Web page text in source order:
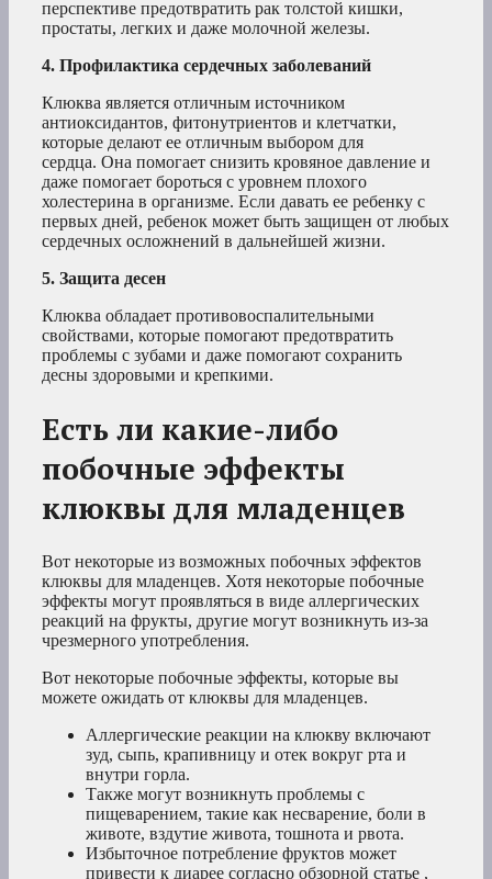
перспективе предотвратить рак толстой кишки,
простаты, легких и даже молочной железы.
4. Профилактика сердечных заболеваний
Клюква является отличным источником
антиоксидантов, фитонутриентов и клетчатки,
которые делают ее отличным выбором для
сердца. Она помогает снизить кровяное давление и
даже помогает бороться с уровнем плохого
холестерина в организме. Если давать ее ребенку с
первых дней, ребенок может быть защищен от любых
сердечных осложнений в дальнейшей жизни.
5. Защита десен
Клюква обладает противовоспалительными
свойствами, которые помогают предотвратить
проблемы с зубами и даже помогают сохранить
десны здоровыми и крепкими.
Есть ли какие-либо
побочные эффекты
клюквы для младенцев
Вот некоторые из возможных побочных эффектов
клюквы для младенцев. Хотя некоторые побочные
эффекты могут проявляться в виде аллергических
реакций на фрукты, другие могут возникнуть из-за
чрезмерного употребления.
Вот некоторые побочные эффекты, которые вы
можете ожидать от клюквы для младенцев.
Аллергические реакции на клюкву включают
зуд, сыпь, крапивницу и отек вокруг рта и
внутри горла.
Также могут возникнуть проблемы с
пищеварением, такие как несварение, боли в
животе, вздутие живота, тошнота и рвота.
Избыточное потребление фруктов может
привести к диарее согласно обзорной статье ,